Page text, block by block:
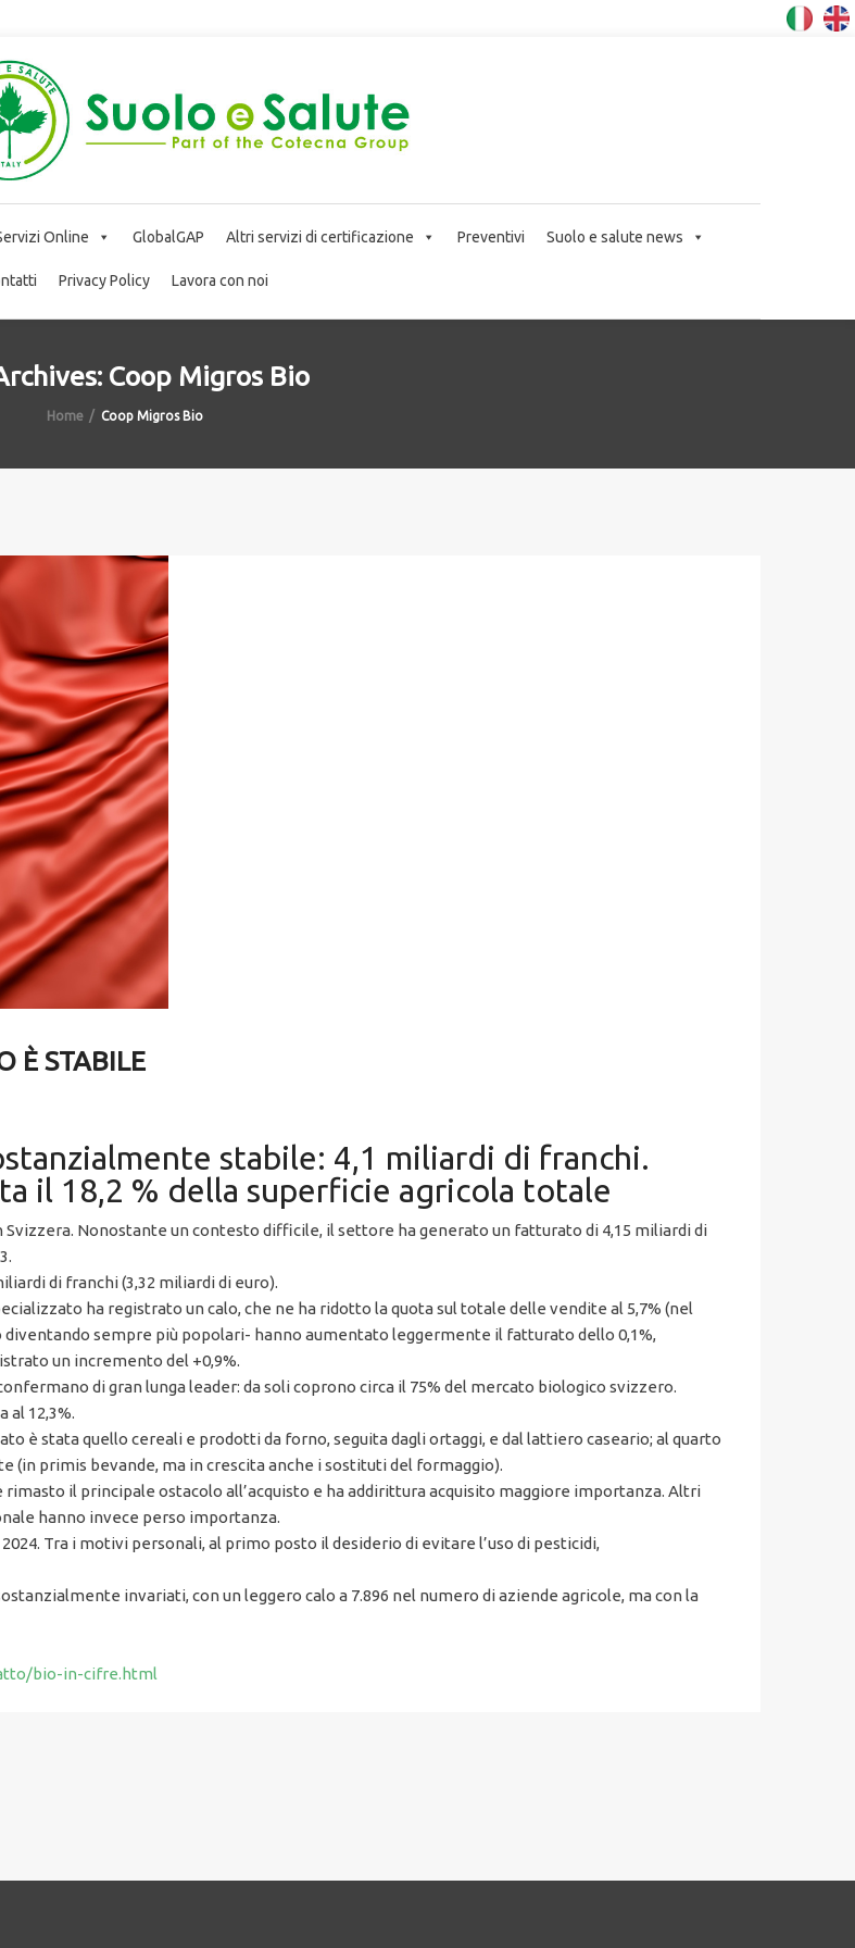
Online GlobalGAP Altri servizi di certificazione Preventivi Suolo e salute news
Privacy Policy Lavora con noi
Coop Migros Bio
Home Coop Migros Bio
È STABILE
stabile: 4,1 miliardi di franchi.
il 18,2 % della superficie agricola totale
Nonostante un contesto difficile, il settore ha generato un fatturato di 4,15 miliardi di
di franchi (3,32 miliardi di euro).
ha registrato un calo, che ne ha ridotto la quota sul totale delle vendite al 5,7% (nel
diventando sempre più popolari- hanno aumentato leggermente il fatturato dello 0,1%,
un incremento del +0,9%.
di gran lunga leader: da soli coprono circa il 75% del mercato biologico svizzero.
al 12,3%.
è stata quello cereali e prodotti da forno, seguita dagli ortaggi, e dal lattiero caseario; al quarto
(in primis bevande, ma in crescita anche i sostituti del formaggio).
il principale ostacolo all’acquisto e ha addirittura acquisito maggiore importanza. Altri
hanno invece perso importanza.
Tra i motivi personali, al primo posto il desiderio di evitare l’uso di pesticidi,
invariati, con un leggero calo a 7.896 nel numero di aziende agricole, ma con la
bio-in-cifre.html